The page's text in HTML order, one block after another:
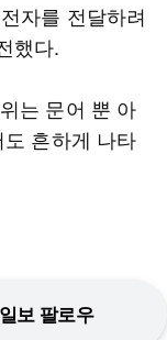
자를 전달하려
했다.
는 문어 뿐 아
흔하게 나타
보 팔로우